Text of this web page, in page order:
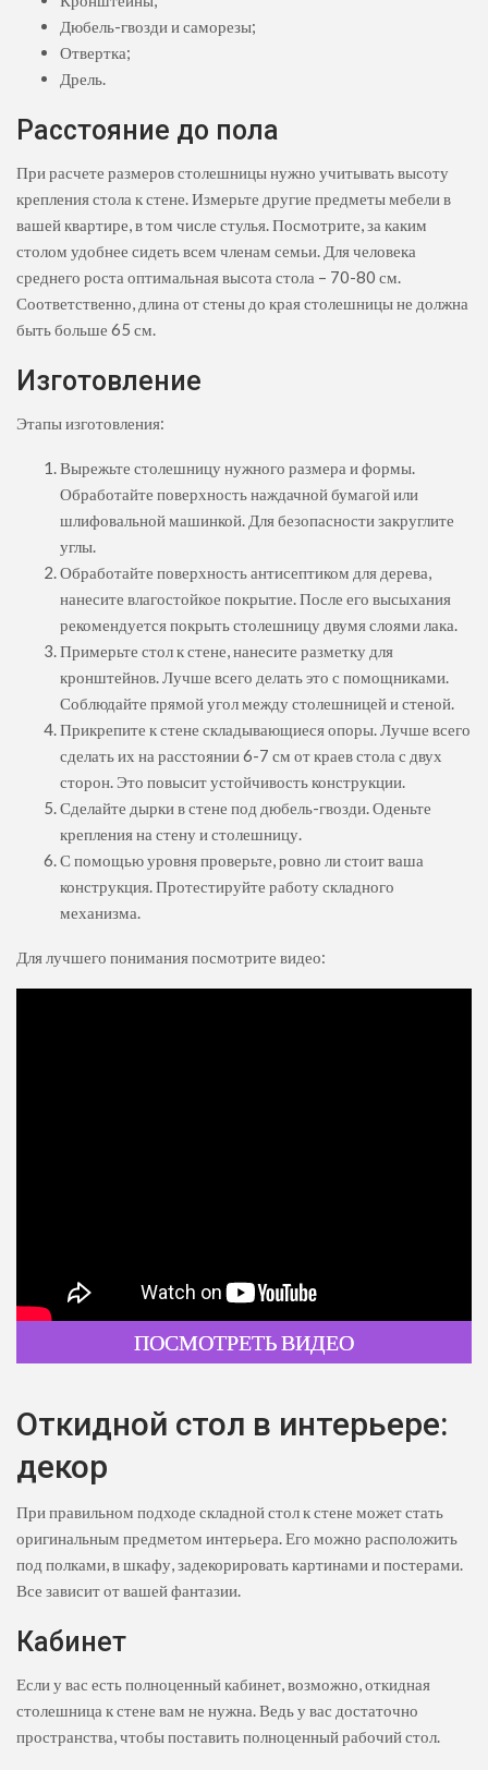
Дюбель-гвозди и саморезы;
Отвертка;
Дрель.
Расстояние до пола
При расчете размеров столешницы нужно учитывать высоту
крепления стола к стене. Измерьте другие предметы мебели в
вашей квартире, в том числе стулья. Посмотрите, за каким
столом удобнее сидеть всем членам семьи. Для человека
среднего роста оптимальная высота стола – 70-80 см.
Соответственно, длина от стены до края столешницы не должна
быть больше 65 см.
Изготовление
Этапы изготовления:
Вырежьте столешницу нужного размера и формы.
Обработайте поверхность наждачной бумагой или
шлифовальной машинкой. Для безопасности закруглите
углы.
Обработайте поверхность антисептиком для дерева,
нанесите влагостойкое покрытие. После его высыхания
рекомендуется покрыть столешницу двумя слоями лака.
Примерьте стол к стене, нанесите разметку для
кронштейнов. Лучше всего делать это с помощниками.
Соблюдайте прямой угол между столешницей и стеной.
Прикрепите к стене складывающиеся опоры. Лучше всего
сделать их на расстоянии 6-7 см от краев стола с двух
сторон. Это повысит устойчивость конструкции.
Сделайте дырки в стене под дюбель-гвозди. Оденьте
крепления на стену и столешницу.
С помощью уровня проверьте, ровно ли стоит ваша
конструкция. Протестируйте работу складного
механизма.
Для лучшего понимания посмотрите видео:
ПОСМОТРЕТЬ ВИДЕО
Откидной стол в интерьере:
декор
При правильном подходе складной стол к стене может стать
оригинальным предметом интерьера. Его можно расположить
под полками, в шкафу, задекорировать картинами и постерами.
Все зависит от вашей фантазии.
Кабинет
Если у вас есть полноценный кабинет, возможно, откидная
столешница к стене вам не нужна. Ведь у вас достаточно
пространства, чтобы поставить полноценный рабочий стол.